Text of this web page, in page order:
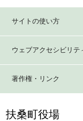
サイトの使い方
ウェブアクセシビリテ
著作権・リンク
扶桑町役場